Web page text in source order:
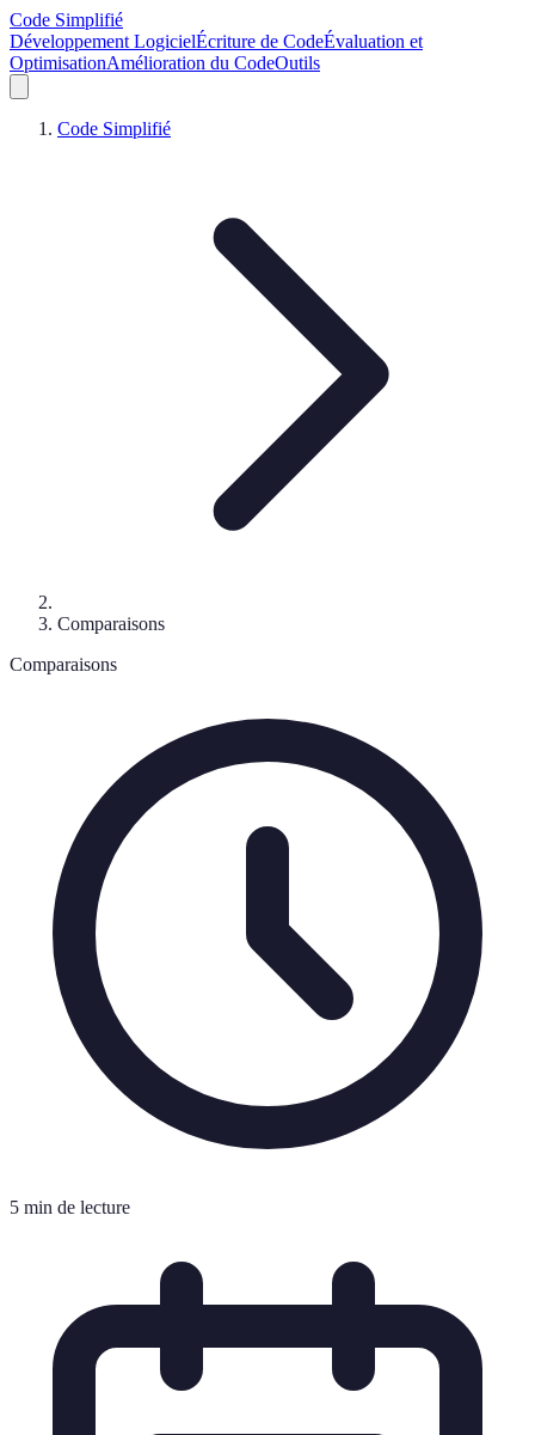
Code Simplifié
Développement LogicielÉcriture de CodeÉvaluation et
OptimisationAmélioration du CodeOutils
Code Simplifié
Comparaisons
Comparaisons
5 min de lecture